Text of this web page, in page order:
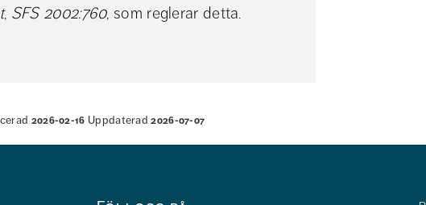
, SFS 2002:760, som reglerar detta.
2026-02-16 Uppdaterad2026-07-07